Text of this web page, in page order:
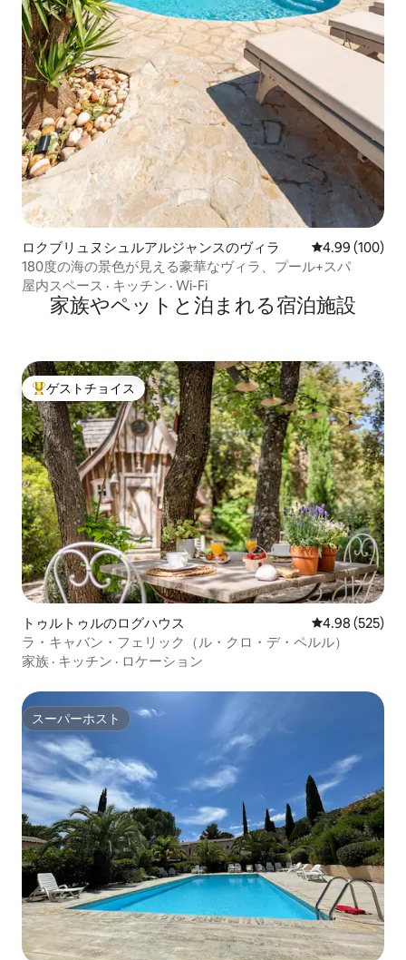
ロクブリュヌシュルアルジャンスのヴィラ レビュー100
4.99 (100)
180度の海の景色が見える豪華なヴィラ、プール+スパ
屋内スペース · キッチン · Wi-Fi
家族やペットと泊まれる宿泊施設
大好評のゲストチョイスです。
ゲストチョイス
トゥルトゥルのログハウス レビュー525
4.98 (525)
ラ・キャバン・フェリック（ル・クロ・デ・ペルル）
家族 · キッチン · ロケーション
スーパーホスト
スーパーホスト